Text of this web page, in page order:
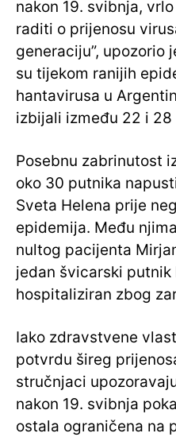
nakon 19. svibnja,
raditi o prijenosu
generaciju”, upozorio
su tijekom ranijih
hantavirusa u
izbijali između 22 i 28
Posebnu zabrinutost
oko 30 putnika
Sveta Helena prije
epidemija. Među
nultog pacijenta
jedan švicarski putnik
hospitaliziran zbog
Iako zdravstvene
potvrdu šireg
stručnjaci
nakon 19. svibnja
ostala ograničena na